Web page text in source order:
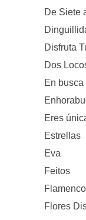
De Siete
Disfruta
Dos
En
Eres
Estrellas
Eva
Feitos
Flores